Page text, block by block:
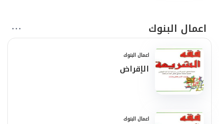
اعمال البنوك
اعمال البنوك
الإقراض
اعمال البنوك